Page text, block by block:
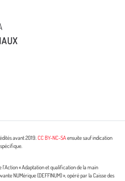
avant 2019. CC BY-NC-SAensuite sauf indication
spécifique.
« Adaptation et qualification de la main
NUMérique (DEFFINUM) », opéré par la Caisse des